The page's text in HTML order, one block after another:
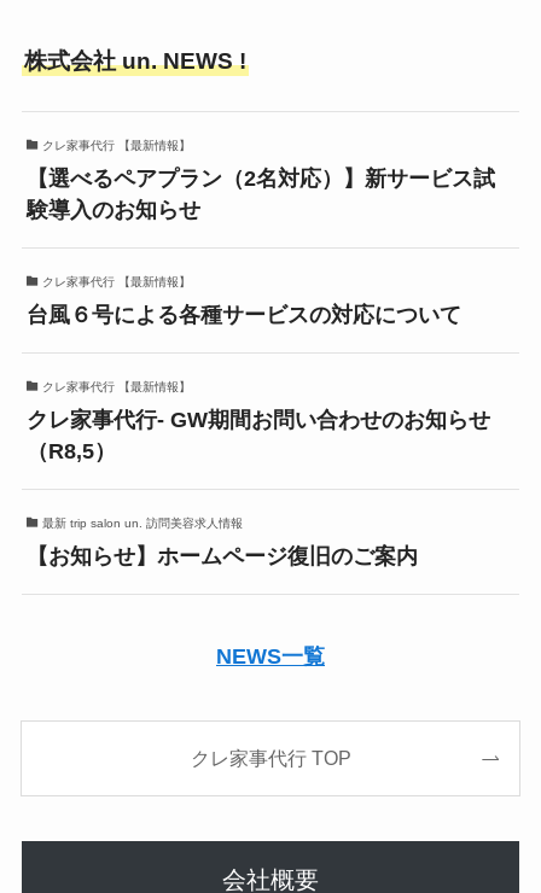
株式会社 un. NEWS !
クレ家事代行 【最新情報】
【選べるペアプラン（2名対応）】新サービス試
験導入のお知らせ
クレ家事代行 【最新情報】
台風６号による各種サービスの対応について
クレ家事代行 【最新情報】
クレ家事代行- GW期間お問い合わせのお知らせ
（R8,5）
最新 trip salon un. 訪問美容求人情報
【お知らせ】ホームページ復旧のご案内
NEWS一覧
クレ家事代行 TOP
会社概要